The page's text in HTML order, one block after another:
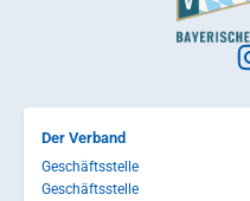
Der Verband
Geschäftsstelle
Geschäftsstelle